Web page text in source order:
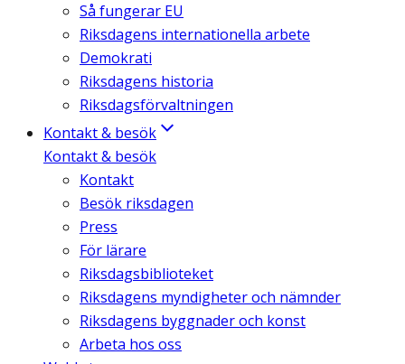
Så fungerar EU
Riksdagens internationella arbete
Demokrati
Riksdagens historia
Riksdagsförvaltningen
Kontakt & besök
Kontakt & besök
Kontakt
Besök riksdagen
Press
För lärare
Riksdagsbiblioteket
Riksdagens myndigheter och nämnder
Riksdagens byggnader och konst
Arbeta hos oss